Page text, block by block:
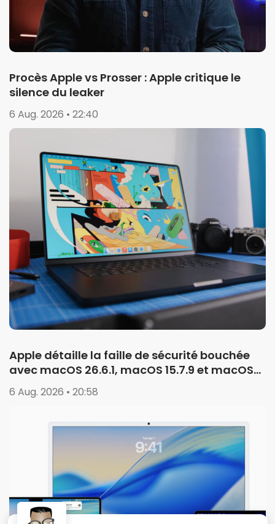
Procès Apple vs Prosser : Apple critique le
silence du leaker
6 Aug. 2026 • 22:40
Apple détaille la faille de sécurité bouchée
avec macOS 26.6.1, macOS 15.7.9 et macOS
14.8.9
6 Aug. 2026 • 20:58